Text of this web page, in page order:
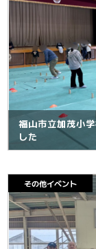
福山市立加茂小
した
その他イベント